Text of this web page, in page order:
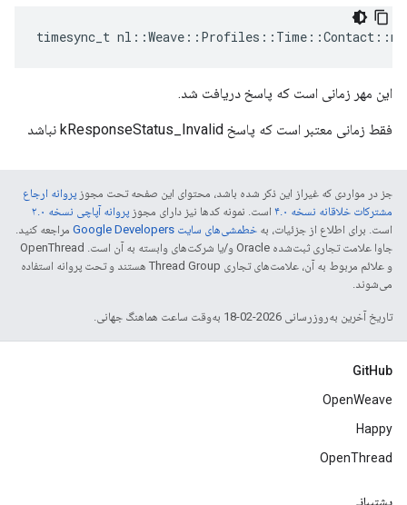
timesync_t
این مهر زمانی است که پاسخ دریافت شد.
فقط زمانی معتبر است که پاسخ kResponseStatus_Invalid نباشد
جز در مواردی که غیراز این ذکر شده باشد، محتوای این صفحه تحت مجوز پروانه ارجاع
مشترکات خلاقانه نسخه ۴.۰
است. نمونه کدها نیز دارای مجوز پروانه آپاچی نسخه ۲.۰
است. برای اطلاع از جزئیات، به خطمشی‌های سایت Google Developers‏
مراجعه کنید.
جاوا علامت تجاری ثبت‌شده Oracle و/یا شرکت‌های وابسته به آن است. ‫OpenThread
و علائم مربوط به آن، علامت‌های تجاری Thread Group هستند و تحت پروانه استفاده
می‌شوند.
تاریخ آخرین به‌روزرسانی 2026-02-18 به‌وقت ساعت هماهنگ جهانی.
GitHub
OpenWeave
Happy
OpenThread
پشتیبانی